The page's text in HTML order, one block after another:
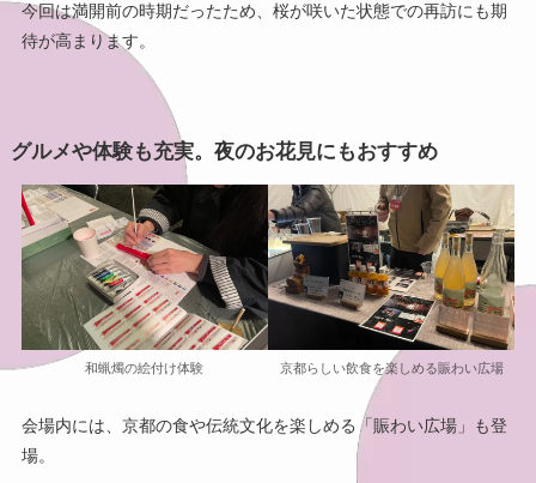
今回は満開前の時期だったため、桜が咲いた状態での再訪にも期
待が高まります。
グルメや体験も充実。夜のお花見にもおすすめ
和蝋燭の絵付け体験 京都らしい飲食を楽しめる賑わい広場
会場内には、京都の食や伝統文化を楽しめる「賑わい広場」も登
場。